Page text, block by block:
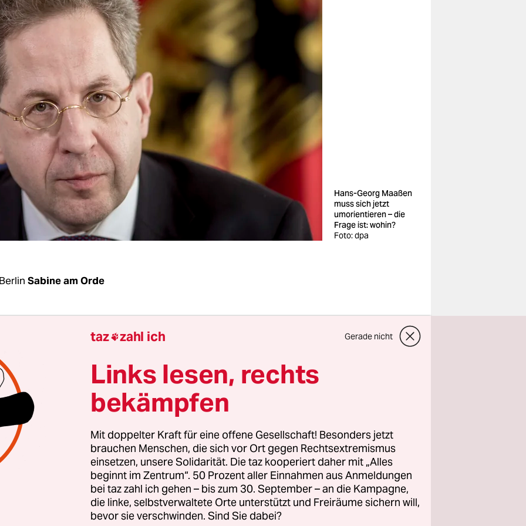
Hans-Georg Maaßen
muss sich jetzt
umorientieren – die
Frage ist: wohin?
Foto: dpa
Sabine am Orde
: Beide sehen sich als Opfer. Beide sind für
anfällig. Beide wünschen sich sehnlichst, die
endlich abtreten. Und da wundert es nicht, dass in den
schon munter darüber spekuliert wird, ob der
, bisherige Verfassungsschutzchef Hans-Georg
Ende nicht bei der AfD landen wird. Er könne sich seine
in der Politik vorstellen, hatte Maaßen bei seiner
vor den anderen europäischen Geheimdienstchefs,
Berner Club, gesagt. In der Rede,die letzlich der
, dass Bundesinnenminister Horst Seehofer ihn doch
Ruhestand versetzte. Aber Maaßen auf dem
in die Politik?
taz zahl ich Gerade nicht
Links lesen, rechts
bekämpfen
Mit doppelter Kraft für eine offene Gesellschaft! Besonders jetzt
brauchen Menschen, die sich vor Ort gegen Rechtsextremismus
einsetzen, unsere Solidarität. Die taz kooperiert daher mit „Alles
beginnt im Zentrum“. 50 Prozent aller Einnahmen aus Anmeldungen
bei taz zahl ich gehen – bis zum 30. September – an die Kampagne,
die linke, selbstverwaltete Orte unterstützt und Freiräume sichern will,
bevor sie verschwinden. Sind Sie dabei?